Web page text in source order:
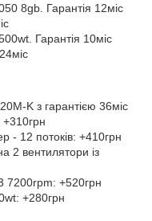
8gb. Гарантія 12міс
Гарантія 10міс
K з гарантією 36міс
- 12 потоків: +410грн
2 вентилятори із
7200rpm: +520грн
+280грн